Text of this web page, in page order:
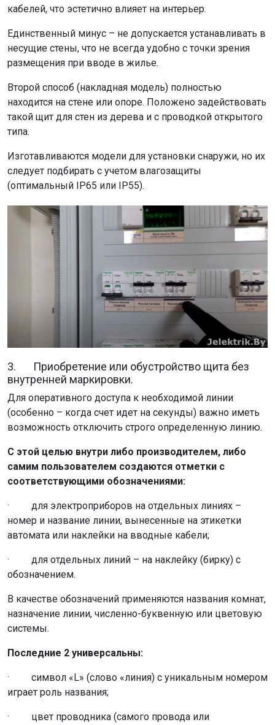
кабелей, что эстетично влияет на интерьер.
Единственный минус – не допускается устанавливать в
несущие стены, что не всегда удобно с точки зрения
размещения при вводе в жилье.
Второй способ (накладная модель) полностью
находится на стене или опоре. Положено задействовать
такой щит для стен из дерева и с проводкой открытого
типа.
Изготавливаются модели для установки снаружи, но их
следует подбирать с учетом влагозащиты
(оптимальный IP65 или IP55).
3. Приобретение или обустройство щита без
внутренней маркировки.
Для оперативного доступа к необходимой линии
(особенно – когда счет идет на секунды) важно иметь
возможность отключить строго определенную линию.
С этой целью внутри либо производителем, либо
самим пользователем создаются отметки с
соответствующими обозначениями:
· для электроприборов на отдельных линиях –
номер и название линии, вынесенные на этикетки
автомата или наклейки на вводные кабели;
· для отдельных линий – на наклейку (бирку) с
обозначением.
В качестве обозначений применяются названия комнат,
назначение линии, численно-буквенную или цветовую
системы.
Последние 2 универсальны:
· символ «L» (слово «линия) с уникальным номером
играет роль названия;
· цвет проводника (самого провода или